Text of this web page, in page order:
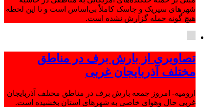
شهرهای سیریک و جاسک کاملاً بی‌اساس است و تا این لحظه
هیچ گونه حمله گزارش نشده است.
تصاویری از بارش برف در مناطق
مختلف آذربایجان غربی
ارومیه- امروز جمعه بارش برف در مناطق مختلف آذربایجان
غربی حال وهوای خاصی به شهرهای استان بخشیده است.